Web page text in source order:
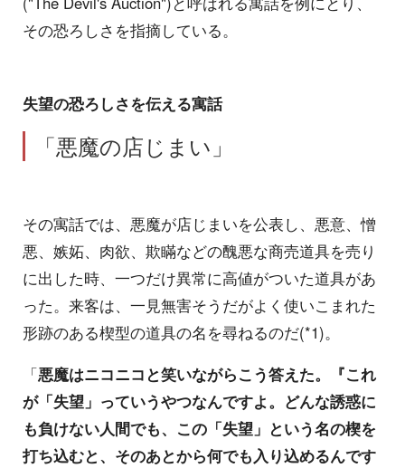
その恐ろしさを指摘している。
失望の恐ろしさを伝える寓話
「悪魔の店じまい」
その寓話では、悪魔が店じまいを公表し、悪意、憎
悪、嫉妬、肉欲、欺瞞などの醜悪な商売道具を売り
に出した時、一つだけ異常に高値がついた道具があ
った。来客は、一見無害そうだがよく使いこまれた
形跡のある楔型の道具の名を尋ねるのだ(*1)。
「悪魔はニコニコと笑いながらこう答えた。『これ
が「失望」っていうやつなんですよ。どんな誘惑に
も負けない人間でも、この「失望」という名の楔を
打ち込むと、そのあとから何でも入り込めるんです